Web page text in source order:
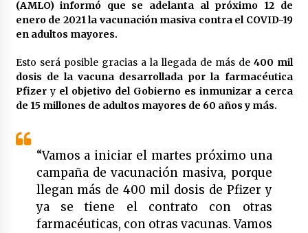
Laura Itzel Castillo será la nueva secretaria de
las Mujeres, anuncia Sheinbaum
2 meses atrás
Sheinbaum descarta reunión entre CNTE y
Segob: «ya dimos nuestras propuestas»
2 meses atrás
2 meses atrás
Trump anuncia acuerdo con Irán y el fin de
operaciones militares entre ambos países
2 meses atrás
(AMLO) informó que se adelanta al próximo 12 de
enero de 2021la vacunación masiva contra el COVID-19
en adultos mayores.
Esto será posible gracias a la llegada de más de 400 mil
dosis de la vacuna desarrollada por la farmacéutica
Pfizery el objetivo del Gobierno es inmunizar a cerca
de 15 millones de adultos mayores de 60 años y más.
“Vamos a iniciar el martes próximo una
campaña de vacunación masiva, porque
llegan más de 400 mil dosis de Pfizer y
ya se tiene el contrato con otras
farmacéuticas, con otras vacunas. Vamos